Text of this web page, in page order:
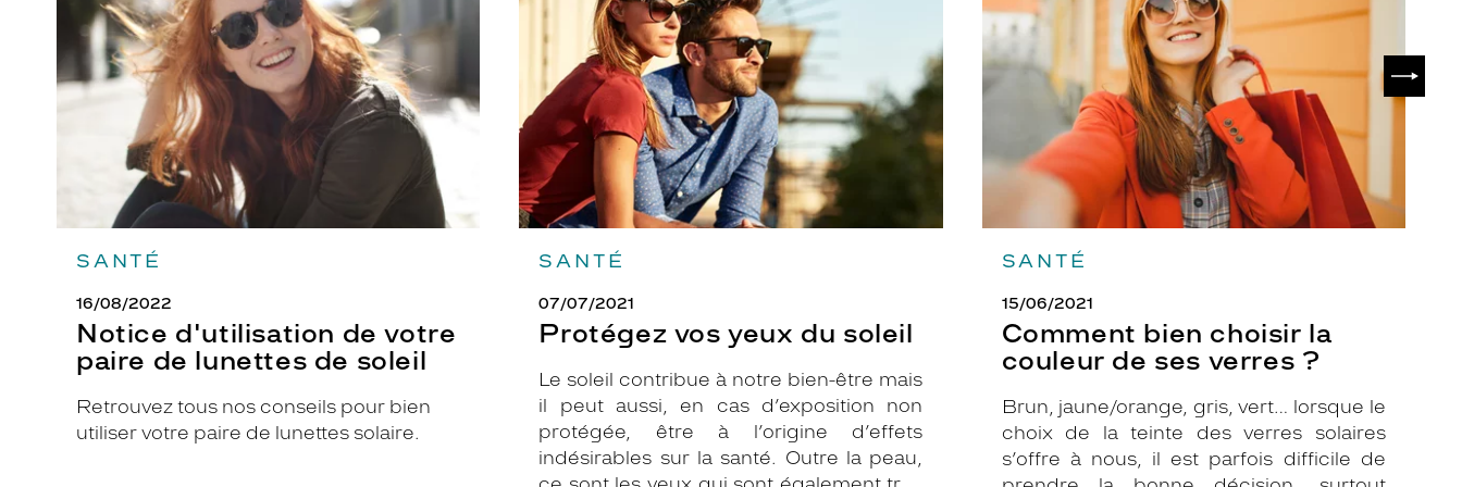
SANTÉ
16/08/2022
Notice d'utilisation de votre
paire de lunettes de soleil
Retrouvez tous nos conseils pour bien
utiliser votre paire de lunettes solaire.
votre
paire
de
lunettes
de
SANTÉ
07/07/2021
Protégez vos yeux du soleil
Le soleil contribue à notre bien-être mais
il peut aussi, en cas d’exposition non
protégée, être à l’origine d’effets
indésirables sur la santé. Outre la peau,
soleil
SANTÉ
15/06/2021
Comment bien choisir la
couleur de ses verres ?
Brun, jaune/orange, gris, vert… lorsque le
choix de la teinte des verres solaires
s’offre à nous, il est parfois difficile de
la
couleur
de
verres